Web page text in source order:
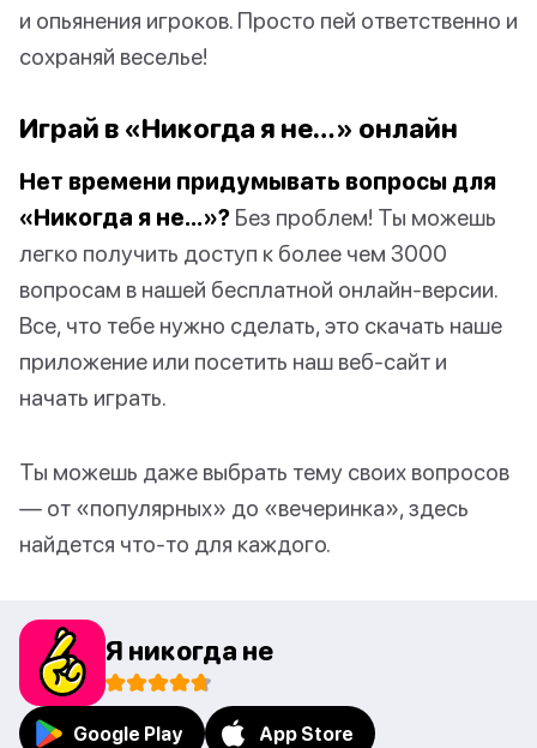
и опьянения игроков. Просто пей ответственно и
сохраняй веселье!
Играй в «Никогда я не…» онлайн
Нет времени придумывать вопросы для
«Никогда я не…»? Без проблем! Ты можешь
легко получить доступ к более чем 3000
вопросам в нашей бесплатной онлайн-версии.
Все, что тебе нужно сделать, это скачать наше
приложение или посетить наш веб-сайт и
начать играть.
Ты можешь даже выбрать тему своих вопросов
— от «популярных» до «вечеринка», здесь
найдется что-то для каждого.
Я никогда не
Google Play App Store